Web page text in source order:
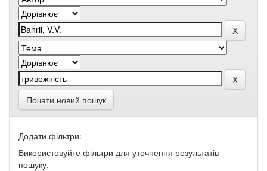
Почати новий пошук
Додати фільтри:
Використовуйте фільтри для уточнення результатів
пошуку.